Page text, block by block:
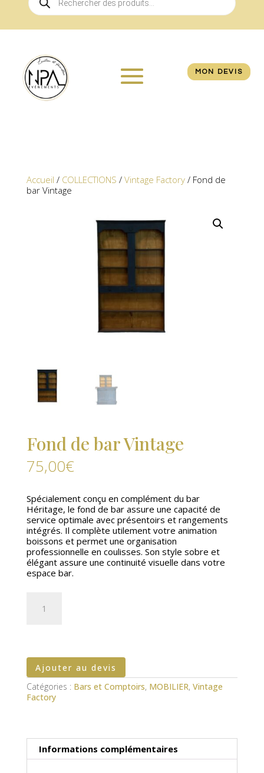
de
produits
MON DEVIS
Accueil / COLLECTIONS / Vintage Factory/ Fond de
bar Vintage
Fond de bar Vintage
75,00€
Spécialement conçu en complément du bar
Héritage, le fond de bar assure une capacité de
service optimale avec présentoirs et rangements
intégrés. Il complète utilement votre animation
boissons et permet une organisation
professionnelle en coulisses. Son style sobre et
élégant assure une continuité visuelle dans votre
espace bar.
Ajouter au devis
Catégories : Bars et Comptoirs, MOBILIER, Vintage
Factory
Informations complémentaires